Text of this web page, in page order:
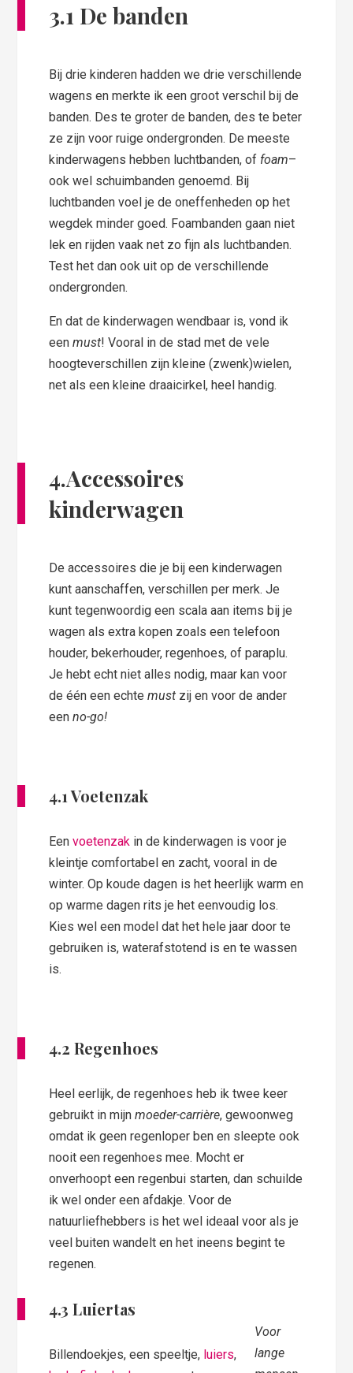
3.1 De banden
Bij drie kinderen hadden we drie verschillende
wagens en merkte ik een groot verschil bij de
banden. Des te groter de banden, des te beter
ze zijn voor ruige ondergronden. De meeste
kinderwagens hebben luchtbanden, of foam–
ook wel schuimbanden genoemd. Bij
luchtbanden voel je de oneffenheden op het
wegdek minder goed. Foambanden gaan niet
lek en rijden vaak net zo fijn als luchtbanden.
Test het dan ook uit op de verschillende
ondergronden.
En dat de kinderwagen wendbaar is, vond ik
eenmust! Vooral in de stad met de vele
hoogteverschillen zijn kleine (zwenk)wielen,
net als een kleine draaicirkel, heel handig.
4.Accessoires
kinderwagen
De accessoires die je bij een kinderwagen
kunt aanschaffen, verschillen per merk. Je
kunt tegenwoordig een scala aan items bij je
wagen als extra kopen zoals een telefoon
houder, bekerhouder, regenhoes, of paraplu.
Je hebt echt niet alles nodig, maar kan voor
de één een echtemust zij en voor de ander
eenno-go!
4.1 Voetenzak
Eenvoetenzak in de kinderwagen is voor je
kleintje comfortabel en zacht, vooral in de
winter. Op koude dagen is het heerlijk warm en
op warme dagen rits je het eenvoudig los.
Kies wel een model dat het hele jaar door te
gebruiken is, waterafstotend is en te wassen
is.
4.2 Regenhoes
Heel eerlijk, de regenhoes heb ik twee keer
gebruikt in mijnmoeder-carrière, gewoonweg
omdat ik geen regenloper ben en sleepte ook
nooit een regenhoes mee. Mocht er
onverhoopt een regenbui starten, dan schuilde
ik wel onder een afdakje. Voor de
natuurliefhebbers is het wel ideaal voor als je
veel buiten wandelt en het ineens begint te
regenen.
Voor
lange
4.3 Luiertas
Billendoekjes, een speeltje, luiers,